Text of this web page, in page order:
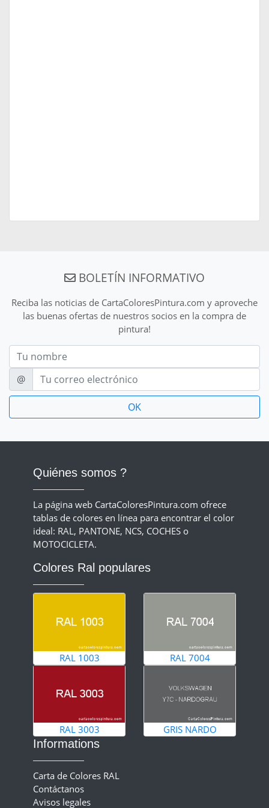
BOLETÍN INFORMATIVO
Reciba las noticias de CartaColoresPintura.com y aproveche
las buenas ofertas de nuestros socios en la compra de
pintura!
Nom
E-mail
@
Quiénes somos ?
La página web CartaColoresPintura.com ofrece
tablas de colores en línea para encontrar el color
ideal: RAL, PANTONE, NCS, COCHES o
MOTOCICLETA.
Colores Ral populares
RAL 1003 RAL 7004
RAL 3003 GRIS NARDO
Informations
Carta de Colores RAL
Contáctanos
Avisos legales